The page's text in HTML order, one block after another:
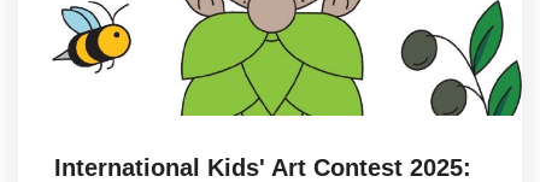
International Kids' Art Contest 2025: